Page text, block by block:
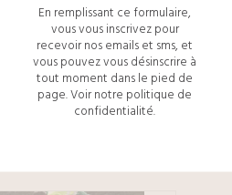
salle de bain
En remplissant ce formulaire,
vous vous inscrivez pour
recevoir nos emails et sms, et
vous pouvez vous désinscrire à
tout moment dans le pied de
page.Voir notre politique de
confidentialité.